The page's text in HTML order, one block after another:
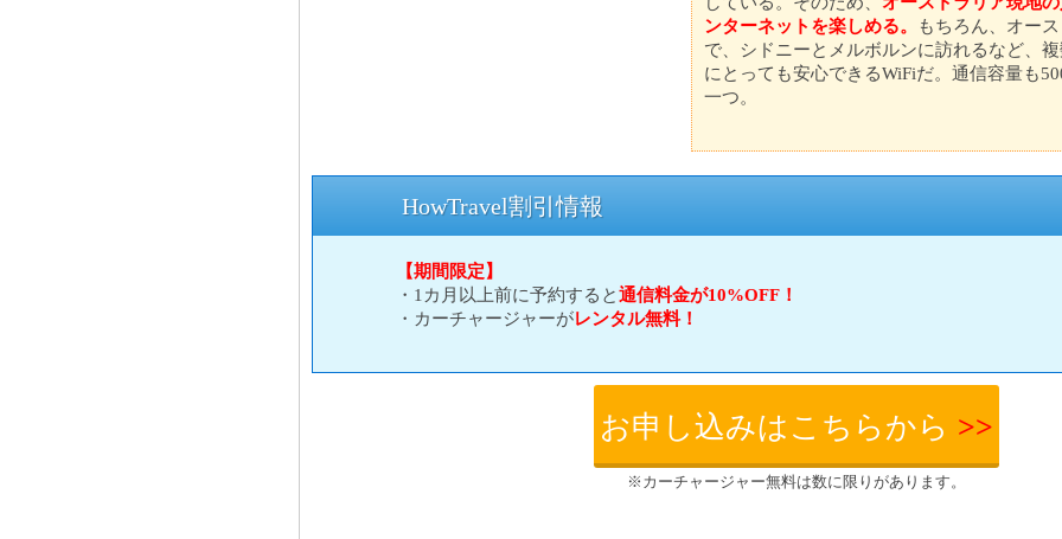
ンターネットを楽しめる。
もちろん、オー
で、シドニーとメルボルンに訪れるなど、
にとっても安心できるWiFiだ。通信容量も
一つ。
HowTravel割引情報
【期間限定】
・1カ月以上前に予約すると通信料金が10%OFF！
・カーチャージャーがレンタル無料！
お申し込みはこちらから >>
※カーチャージャー無料は数に限りがあります。